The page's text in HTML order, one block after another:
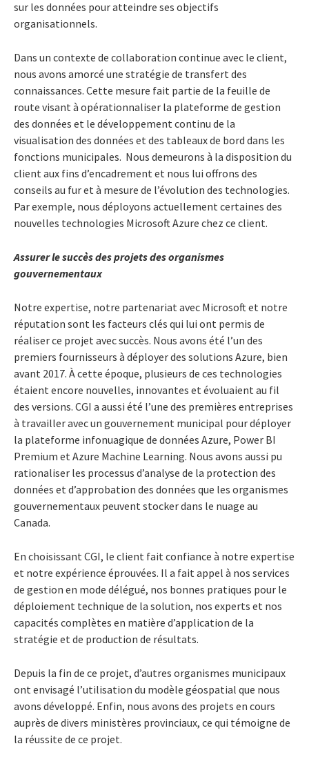
sur les données pour atteindre ses objectifs
organisationnels.
Dans un contexte de collaboration continue avec le client,
nous avons amorcé une stratégie de transfert des
connaissances. Cette mesure fait partie de la feuille de
route visant à opérationnaliser la plateforme de gestion
des données et le développement continu de la
visualisation des données et des tableaux de bord dans les
fonctions municipales. Nous demeurons à la disposition du
client aux fins d’encadrement et nous lui offrons des
conseils au fur et à mesure de l’évolution des technologies.
Par exemple, nous déployons actuellement certaines des
nouvelles technologies Microsoft Azure chez ce client.
Assurer le succès des projets des organismes
gouvernementaux
Notre expertise, notre partenariat avec Microsoft et notre
réputation sont les facteurs clés qui lui ont permis de
réaliser ce projet avec succès. Nous avons été l’un des
premiers fournisseurs à déployer des solutions Azure, bien
avant 2017. À cette époque, plusieurs de ces technologies
étaient encore nouvelles, innovantes et évoluaient au fil
des versions. CGI a aussi été l’une des premières entreprises
à travailler avec un gouvernement municipal pour déployer
la plateforme infonuagique de données Azure, Power BI
Premium et Azure Machine Learning. Nous avons aussi pu
rationaliser les processus d’analyse de la protection des
données et d’approbation des données que les organismes
gouvernementaux peuvent stocker dans le nuage au
Canada.
En choisissant CGI, le client fait confiance à notre expertise
et notre expérience éprouvées. Il a fait appel à nos services
de gestion en mode délégué, nos bonnes pratiques pour le
déploiement technique de la solution, nos experts et nos
capacités complètes en matière d’application de la
stratégie et de production de résultats.
Depuis la fin de ce projet, d’autres organismes municipaux
ont envisagé l’utilisation du modèle géospatial que nous
avons développé. Enfin, nous avons des projets en cours
auprès de divers ministères provinciaux, ce qui témoigne de
la réussite de ce projet.